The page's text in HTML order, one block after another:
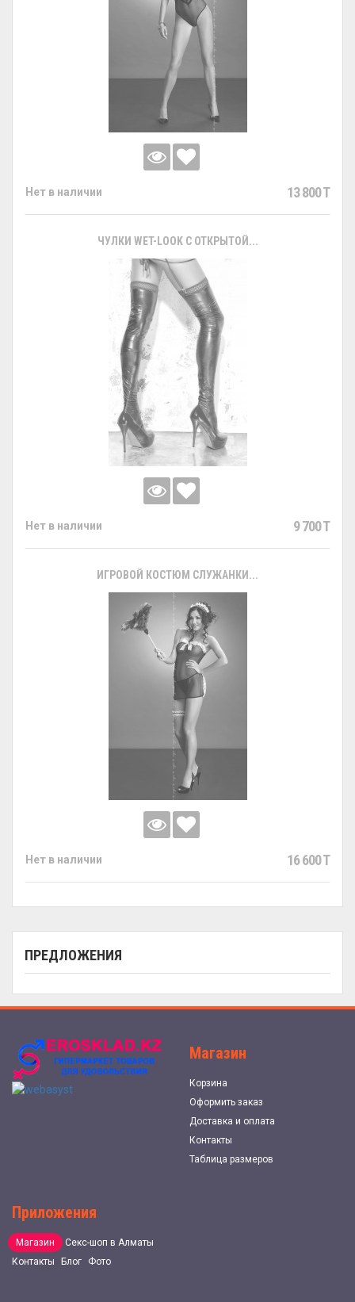
ПРЕДЛОЖЕНИЯ
Нет в наличии 13 800 T
ЧУЛКИ WET-LOOK С ОТКРЫТОЙ...
Нет в наличии 9 700 T
ИГРОВОЙ КОСТЮМ СЛУЖАНКИ...
Нет в наличии 16 600 T
Магазин
Корзина
Оформить заказ
Доставка и оплата
Контакты
Таблица размеров
Приложения
Магазин
Секс-шоп в Алматы
Контакты
Блог Фото